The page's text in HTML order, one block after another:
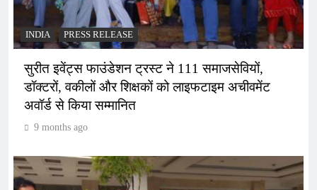
INDIA PRESS RELEASE
सुरीत इवेंट्स फाउंडेशन ट्रस्ट ने 111 समाजसेवियों,
डॉक्टरों, वकीलों और शिक्षकों को लाइफटाइम अचीवमेंट
अवॉर्ड से किया सम्मानित
9 months ago